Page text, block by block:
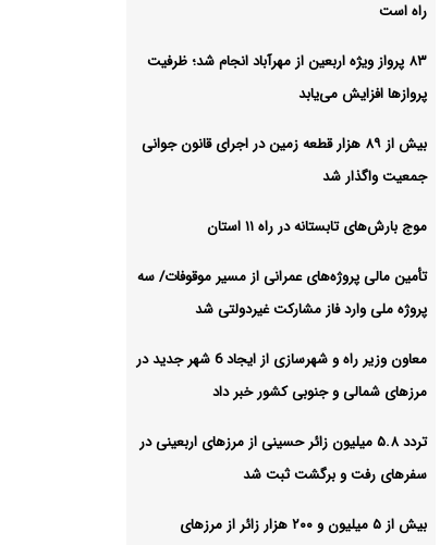
راه است
۸۳ پرواز ویژه اربعین از مهرآباد انجام شد؛ ظرفیت
پروازها افزایش می‌یابد
بیش از ۸۹ هزار قطعه زمین در اجرای قانون جوانی
جمعیت واگذار شد
موج بارش‌های تابستانه در راه ۱۱ استان
تأمین مالی پروژه‌های عمرانی از مسیر موقوفات/ سه
پروژه ملی وارد فاز مشارکت غیردولتی شد
معاون وزیر راه و شهرسازی از ایجاد 6 شهر جدید در
مرزهای شمالی و جنوبی کشور خبر داد
تردد ۵.۸ میلیون زائر حسینی از مرزهای اربعینی در
سفرهای رفت و برگشت ثبت شد
بیش از ۵ میلیون و ۲۰۰ هزار زائر از مرزهای